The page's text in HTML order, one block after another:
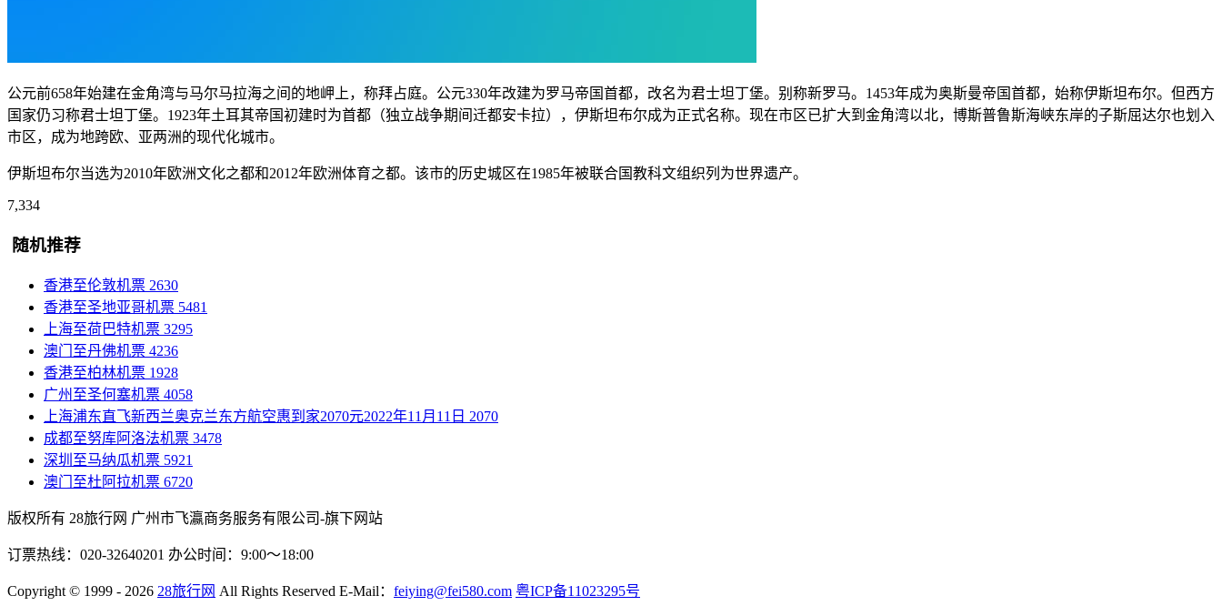
公元前658年始建在金角湾与马尔马拉海之间的地岬上，称拜占庭。公元330年改建为罗马帝国首都，改名为君士坦丁堡。别称新罗马。1453年成为奥斯曼帝国首都，始称伊斯坦布尔。但西方
国家仍习称君士坦丁堡。1923年土耳其帝国初建时为首都（独立战争期间迁都安卡拉），伊斯坦布尔成为正式名称。现在市区已扩大到金角湾以北，博斯普鲁斯海峡东岸的子斯屈达尔也划入
市区，成为地跨欧、亚两洲的现代化城市。
伊斯坦布尔当选为2010年欧洲文化之都和2012年欧洲体育之都。该市的历史城区在1985年被联合国教科文组织列为世界遗产。
7,334
随机推荐
香港至伦敦机票 2630
香港至圣地亚哥机票 5481
上海至荷巴特机票 3295
澳门至丹佛机票 4236
香港至柏林机票 1928
广州至圣何塞机票 4058
上海浦东直飞新西兰奥克兰东方航空惠到家2070元2022年11月11日 2070
成都至努库阿洛法机票 3478
深圳至马纳瓜机票 5921
澳门至杜阿拉机票 6720
版权所有 28旅行网 广州市飞瀛商务服务有限公司-旗下网站
订票热线：020-32640201 办公时间：9:00～18:00
Copyright © 1999 - 2026 28旅行网 All Rights Reserved E-Mail： feiying@fei580.com 粤ICP备11023295号